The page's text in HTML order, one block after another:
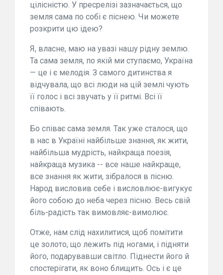
цілісністю. У пресрелізі зазначається, що
земля сама по собі є піснею. Чи можете
розкрити цю ідею?
Я, власне, маю на увазі нашу рідну землю.
Та сама земля, по якій ми ступаємо, Україна
— це і є мелодія. З самого дитинства я
відчувала, що всі люди на цій землі чують
її голос і всі звучать у її ритмі. Всі її
співають.
Бо співає сама земля. Так уже сталося, що
в нас в Україні найбільше знання, як жити,
найбільша мудрість, найкраща поезія,
найкраща музика -- все наше найкраще,
все знання як жити, зібралося в пісню.
Народ висловив себе і висловлює-вигукує
його собою до неба через пісню. Весь свій
біль-радість так вимовляє-вимолює.
Отже, нам слід нахилитися, щоб помітити
це золото, що лежить під ногами, і підняти
його, подарувавши світло. Піднести його й
спостерігати, як воно блищить. Ось і є це